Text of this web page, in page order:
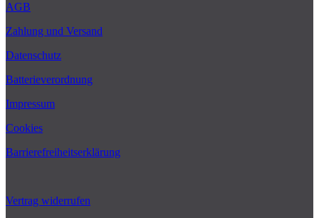
AGB
Zahlung und Versand
Datenschutz
Batterieverordnung
Impressum
Cookies
Barrierefreiheitserklärung
Vertrag widerrufen